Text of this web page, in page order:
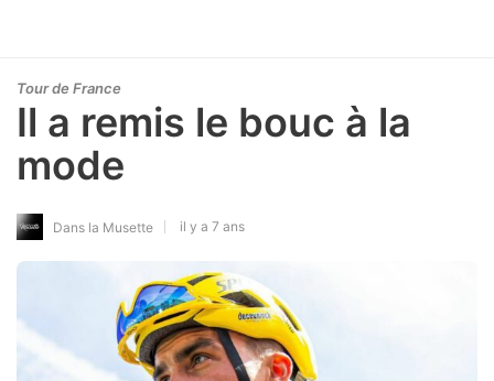
Tour de France
Il a remis le bouc à la
mode
Dans la Musette il y a 7 ans